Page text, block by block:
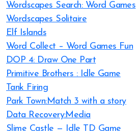
Wordscapes Search: Word Games
Wordscapes Solitaire
Elf Islands
Word Collect – Word Games Fun
DOP 4: Draw One Part
Primitive Brothers : Idle Game
Tank Firing
Park Town:Match 3 with a story
Data Recovery:Media
Slime Castle — Idle TD Game